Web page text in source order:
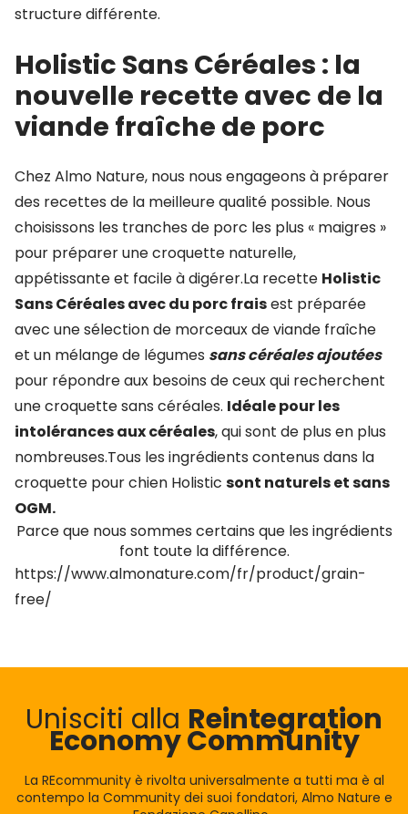
structure différente.
Holistic Sans Céréales : la
nouvelle recette avec de la
viande fraîche de porc
Chez Almo Nature, nous nous engageons à préparer
des recettes de la meilleure qualité possible. Nous
choisissons les tranches de porc les plus « maigres »
pour préparer une croquette naturelle,
appétissante et facile à digérer.La recette Holistic
Sans Céréales avec du porc fraisest préparée
avec une sélection de morceaux de viande fraîche
et un mélange de légumes sans céréales ajoutées
pour répondre aux besoins de ceux qui recherchent
une croquette sans céréales. Idéale pour les
intolérances aux céréales, qui sont de plus en plus
nombreuses.Tous les ingrédients contenus dans la
croquette pour chien Holistic sont naturels et sans
OGM.
Parce que nous sommes certains que les ingrédients
font toute la différence.
https://www.almonature.com/fr/product/grain-
free/
Unisciti alla Reintegration
Economy Community
La REcommunity è rivolta universalmente a tutti ma è al
contempo la Community dei suoi fondatori, Almo Nature e